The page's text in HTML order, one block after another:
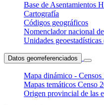
Base de Asentamientos
Cartografía
Códigos geográficos
Nomenclador nacional
Unidades
Datos georreferenciados
Mapa dinámico - Censos
Mapas temáticos Censo
Origen provincial de las